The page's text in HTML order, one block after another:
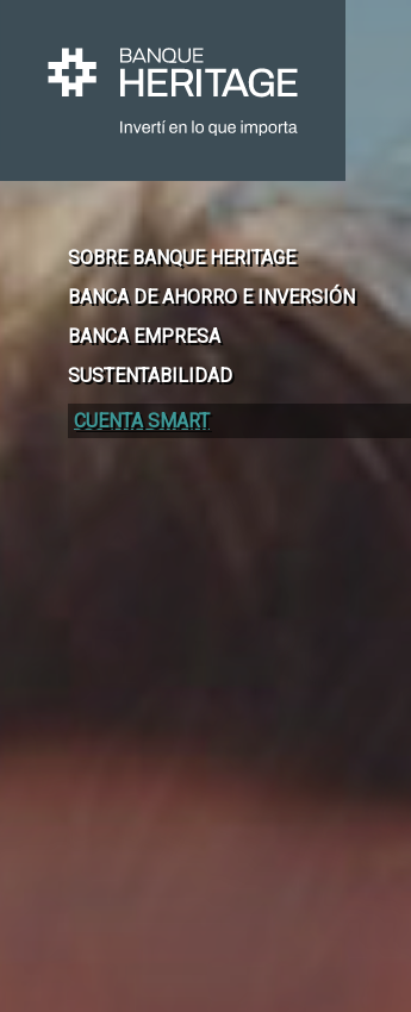
SOBRE BANQUE HERITAGE
BANCA DE AHORRO E INVERSIÓN
BANCA EMPRESA
SUSTENTABILIDAD
CUENTA SMART